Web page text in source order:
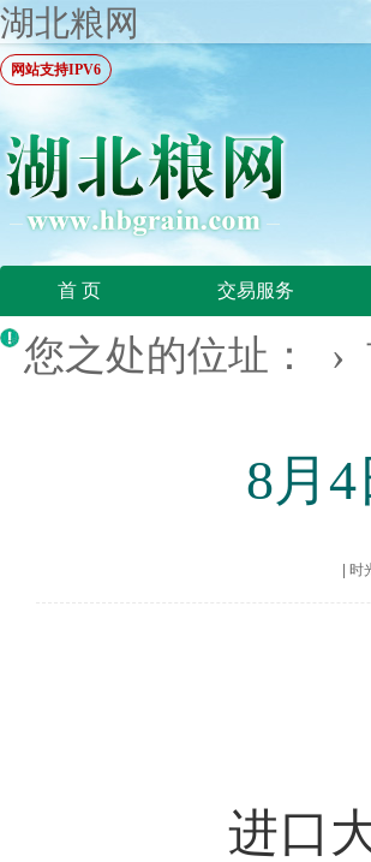
湖北粮网
网站支持IPV6
首 页 交易服务
您之处的位址： ›
8月
时
进口大豆于